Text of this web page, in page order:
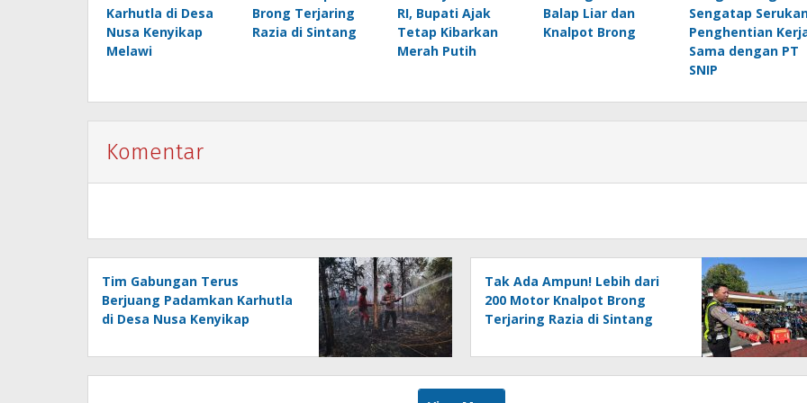
Karhutla di Desa
Nusa Kenyikap
Melawi
Brong Terjaring
Razia di Sintang
RI, Bupati Ajak
Tetap Kibarkan
Merah Putih
Balap Liar dan
Knalpot Brong
Sengatap
Penghentian
Sama dengan PT
SNIP
Komentar
Tim Gabungan Terus
Berjuang Padamkan Karhutla
di Desa Nusa Kenyikap
Tak Ada Ampun! Lebih dari
200 Motor Knalpot Brong
Terjaring Razia di Sintang